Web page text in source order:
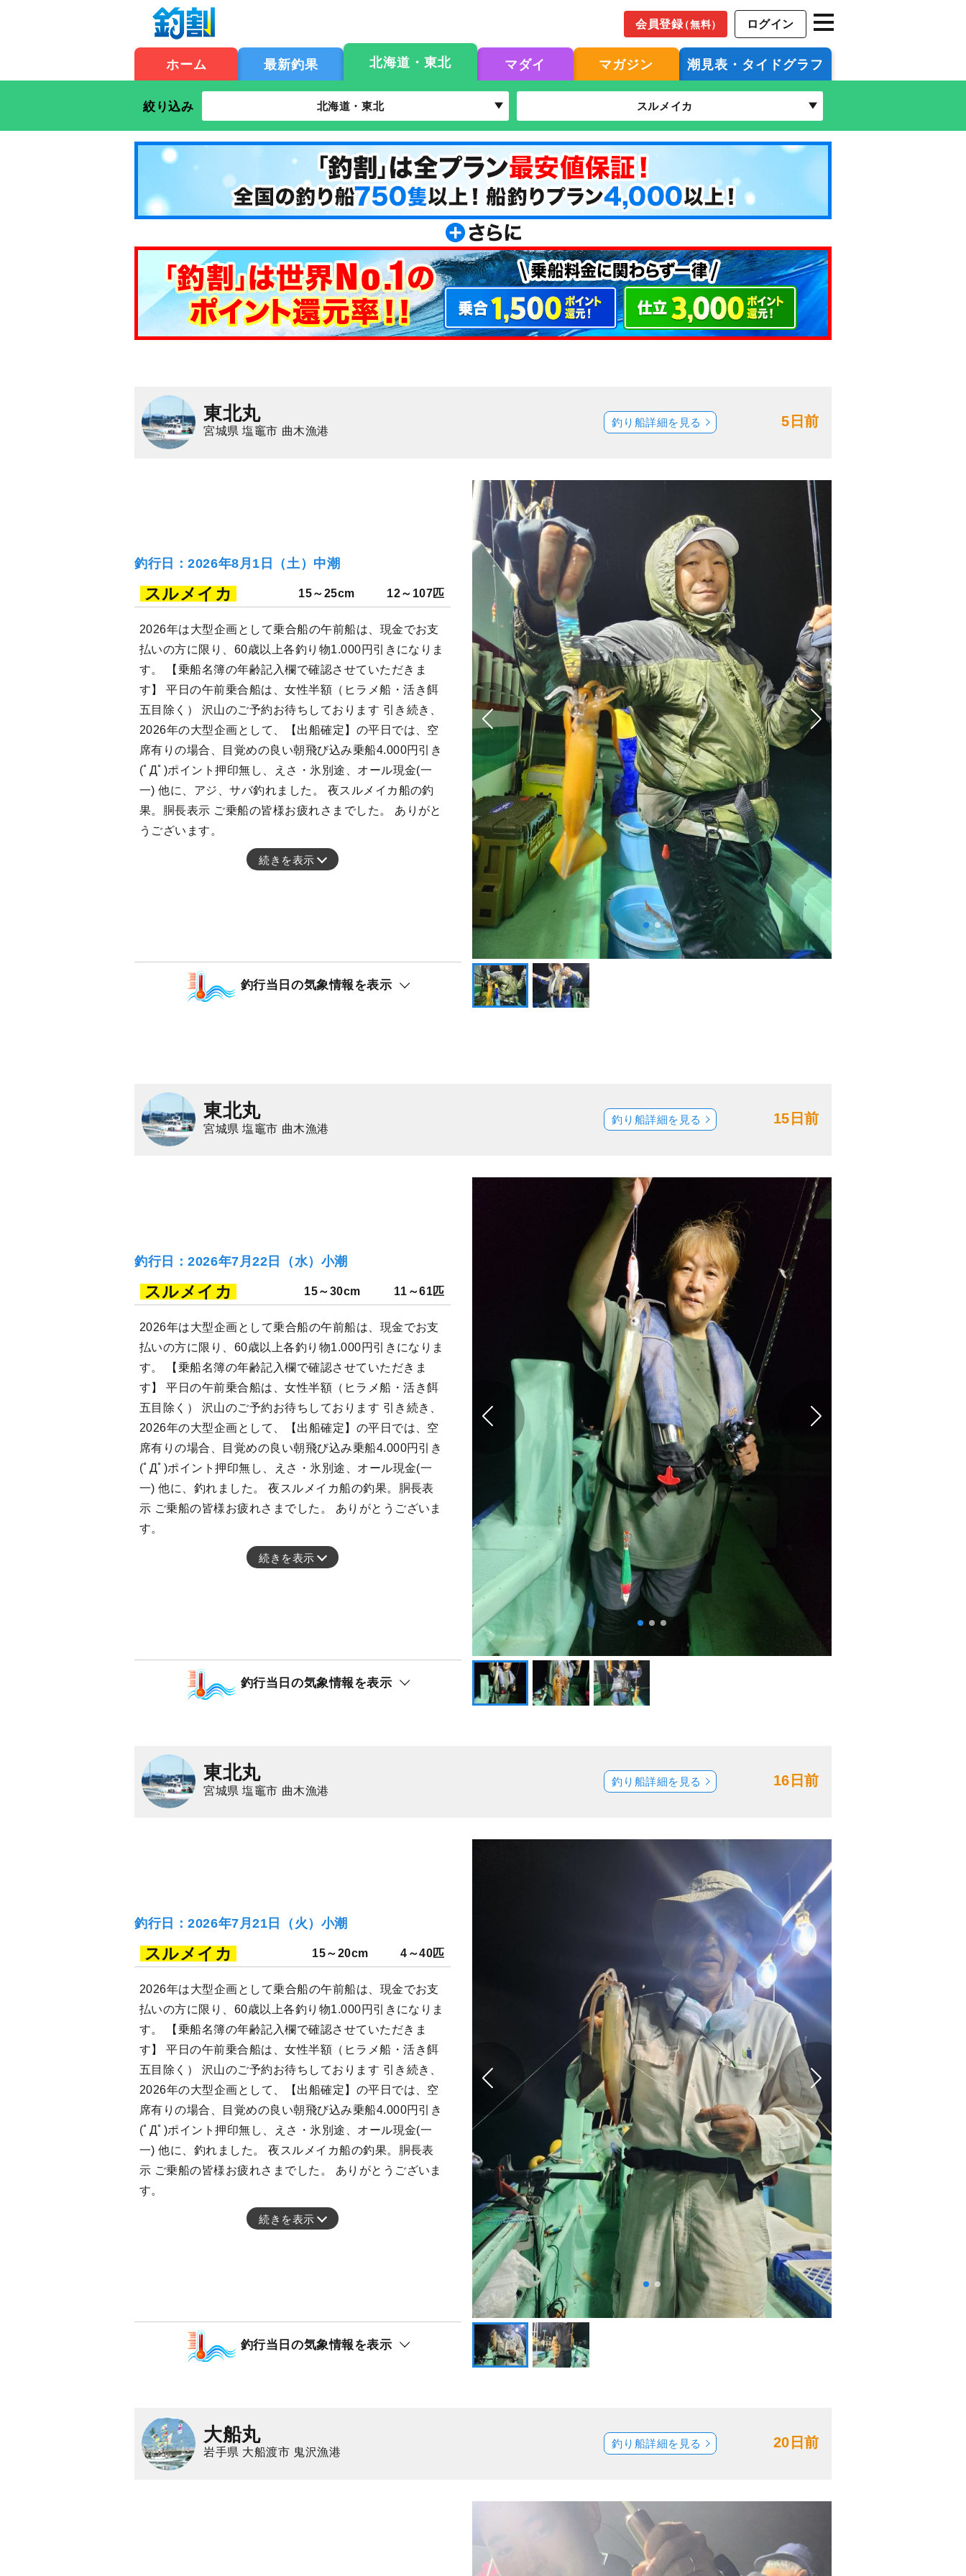
会員登録（無料） ログイン
ホーム 最新釣果 北海道・東北 マダイ マガジン 潮見表・タイドグラフ
絞り込み 北海道・東北 スルメイカ
東北丸
宮城県 塩竈市 曲木漁港
5日前
釣り船詳細を見る
釣行日：2026年8月1日（土）中潮
スルメイカ 15～25cm 12～107匹
2026年は大型企画として乗合船の午前船は、現金でお支
払いの方に限り、60歳以上各釣り物1.000円引きになりま
す。 【乗船名簿の年齢記入欄で確認させていただきま
す】 平日の午前乗合船は、女性半額（ヒラメ船・活き餌
五目除く） 沢山のご予約お待ちしております 引き続き、
2026年の大型企画として、【出船確定】の平日では、空
席有りの場合、目覚めの良い朝飛び込み乗船4.000円引き
(ﾟДﾟ)ポイント押印無し、えさ・氷別途、オール現金(一
一) 他に、アジ、サバ釣れました。 夜スルメイカ船の釣
果。胴長表示 ご乗船の皆様お疲れさまでした。 ありがと
うございます。
続きを表示
釣行当日の気象情報を表示
東北丸
宮城県 塩竈市 曲木漁港
15日前
釣り船詳細を見る
釣行日：2026年7月22日（水）小潮
スルメイカ 15～30cm 11～61匹
2026年は大型企画として乗合船の午前船は、現金でお支
払いの方に限り、60歳以上各釣り物1.000円引きになりま
す。 【乗船名簿の年齢記入欄で確認させていただきま
す】 平日の午前乗合船は、女性半額（ヒラメ船・活き餌
五目除く） 沢山のご予約お待ちしております 引き続き、
2026年の大型企画として、【出船確定】の平日では、空
席有りの場合、目覚めの良い朝飛び込み乗船4.000円引き
(ﾟДﾟ)ポイント押印無し、えさ・氷別途、オール現金(一
一) 他に、釣れました。 夜スルメイカ船の釣果。胴長表
示 ご乗船の皆様お疲れさまでした。 ありがとうございま
す。
続きを表示
釣行当日の気象情報を表示
東北丸
宮城県 塩竈市 曲木漁港
16日前
釣り船詳細を見る
釣行日：2026年7月21日（火）小潮
スルメイカ 15～20cm 4～40匹
2026年は大型企画として乗合船の午前船は、現金でお支
払いの方に限り、60歳以上各釣り物1.000円引きになりま
す。 【乗船名簿の年齢記入欄で確認させていただきま
す】 平日の午前乗合船は、女性半額（ヒラメ船・活き餌
五目除く） 沢山のご予約お待ちしております 引き続き、
2026年の大型企画として、【出船確定】の平日では、空
席有りの場合、目覚めの良い朝飛び込み乗船4.000円引き
(ﾟДﾟ)ポイント押印無し、えさ・氷別途、オール現金(一
一) 他に、釣れました。 夜スルメイカ船の釣果。胴長表
示 ご乗船の皆様お疲れさまでした。 ありがとうございま
す。
続きを表示
釣行当日の気象情報を表示
大船丸
岩手県 大船渡市 鬼沢漁港
20日前
釣り船詳細を見る